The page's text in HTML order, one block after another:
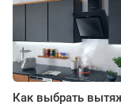
Как выбрать